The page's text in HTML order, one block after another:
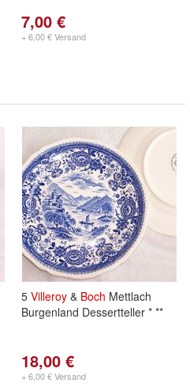
7,00 €
+ 6,00 € Versand
5 Villeroy & Boch Mettlach
Burgenland Dessertteller * **
18,00 €
+ 6,00 € Versand